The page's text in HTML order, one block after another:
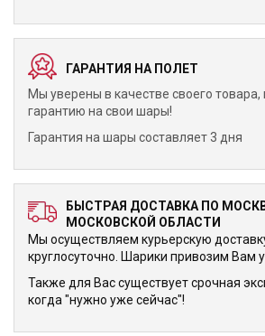
ГАРАНТИЯ НА ПОЛЕТ
Мы уверены в качестве своего
гарантию на свои шары!
Гарантия на шары составляет 3 дня
БЫСТРАЯ ДОСТАВКА ПО
МОСКОВСКОЙ ОБЛАСТИ
Мы осуществляем курьерскую
круглосуточно. Шарики привозим Вам
Также для Вас существует срочная
когда "нужно уже сейчас"!